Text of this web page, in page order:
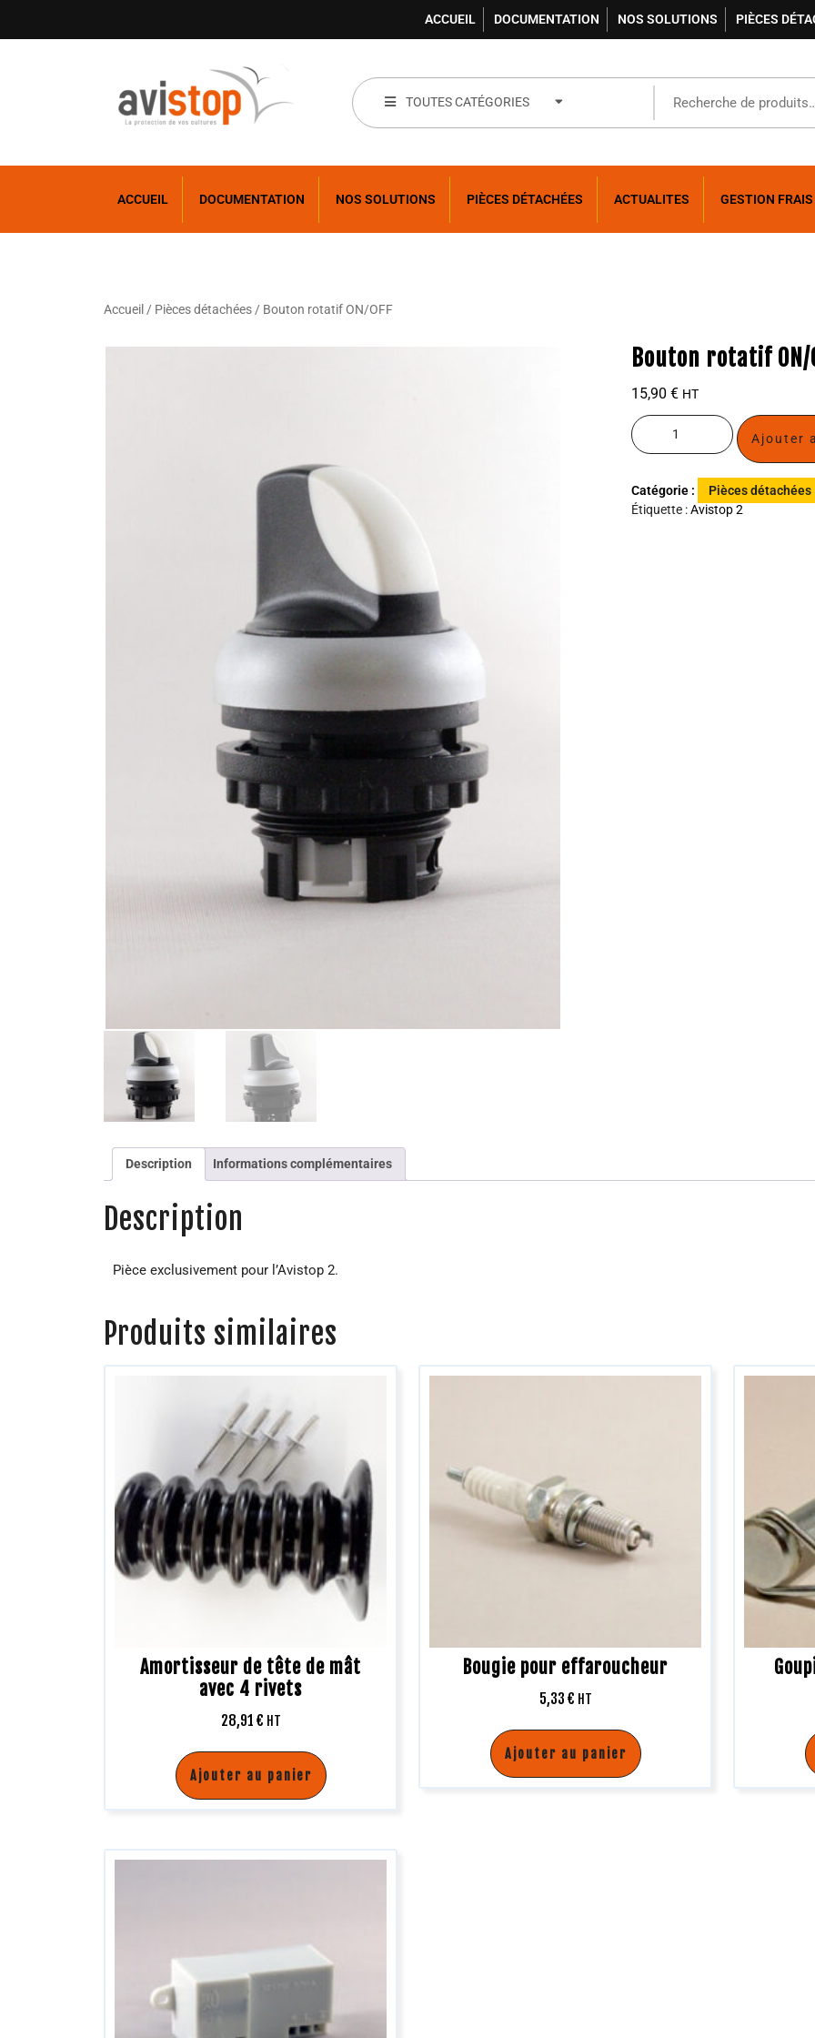
ACCUEIL DOCUMENTATION NOS SOLUTIONS PIÈCES
TOUTES CATÉGORIES
ACCUEIL DOCUMENTATION NOS SOLUTIONS PIÈCES DÉTACHÉES ACTUALITES GESTION
Accueil / Pièces détachées / Bouton rotatif ON/OFF
Bouton rotatif ON/
15,90€ HT
Ajouter
Catégorie :
Pièces détachées
Étiquette :Avistop 2
Description Informations complémentaires
Description
Pièce exclusivement pour l’Avistop 2.
Produits similaires
Amortisseur de tête de mât
avec 4 rivets
28,91 € HT
Ajouter au panier
Bougie pour effaroucheur
5,33 € HT
Ajouter au panier